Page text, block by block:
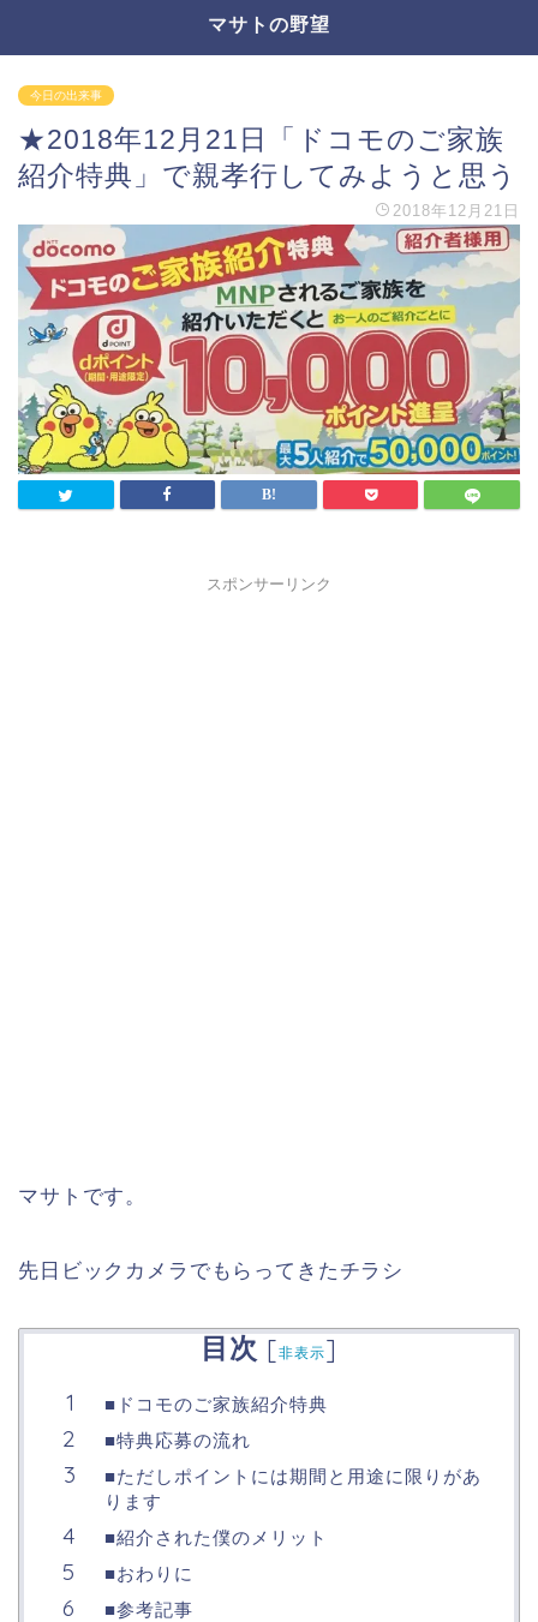
マサトの野望
今日の出来事
★2018年12月21日「ドコモのご家族
紹介特典」で親孝行してみようと思う
2018年12月21日
スポンサーリンク
マサトです。
先日ビックカメラでもらってきたチラシ
目次 [非表示]
■ドコモのご家族紹介特典
■特典応募の流れ
■ただしポイントには期間と用途に限りがあ
ります
■紹介された僕のメリット
■おわりに
■参考記事